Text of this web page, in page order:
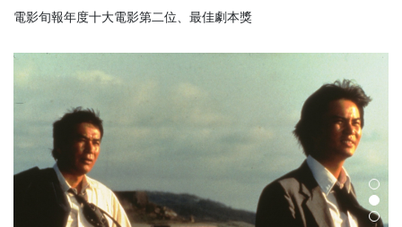
電影旬報年度十大電影第二位、最佳劇本獎